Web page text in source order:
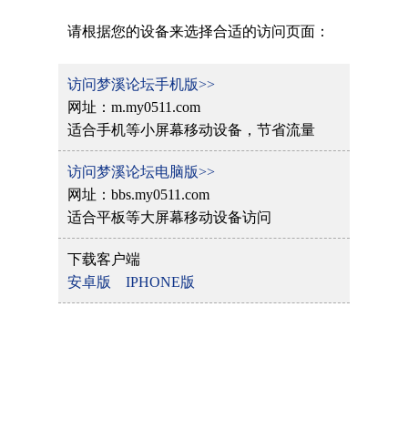
请根据您的设备来选择合适的访问页面：
访问梦溪论坛手机版>>
网址：m.my0511.com
适合手机等小屏幕移动设备，节省流量
访问梦溪论坛电脑版>>
网址：bbs.my0511.com
适合平板等大屏幕移动设备访问
下载客户端
安卓版
IPHONE版